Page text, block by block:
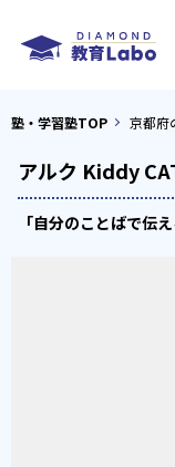
塾・学習塾TOP 京都府
アルク Kiddy
「自分のことばで伝